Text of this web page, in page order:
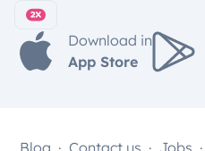
Download in
App Store